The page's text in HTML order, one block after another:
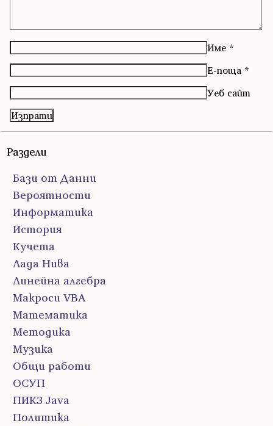
Име *
Е-поща *
Уеб сайт
Раздели
Бази от Данни
Вероятности
Информатика
История
Кучета
Лада Нива
Линейна алгебра
Макроси VBA
Математика
Методика
Музика
Общи работи
ОСУП
ПИК3 Java
Политика